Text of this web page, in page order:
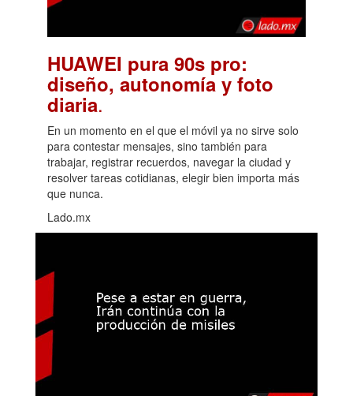
HUAWEI pura 90s pro:
diseño, autonomía y foto
diaria.
En un momento en el que el móvil ya no sirve solo
para contestar mensajes, sino también para
trabajar, registrar recuerdos, navegar la ciudad y
resolver tareas cotidianas, elegir bien importa más
que nunca.
Lado.mx